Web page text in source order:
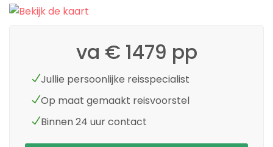
va € 1479 pp
Jullie persoonlijke reisspecialist
Op maat gemaakt reisvoorstel
Binnen 24 uur contact